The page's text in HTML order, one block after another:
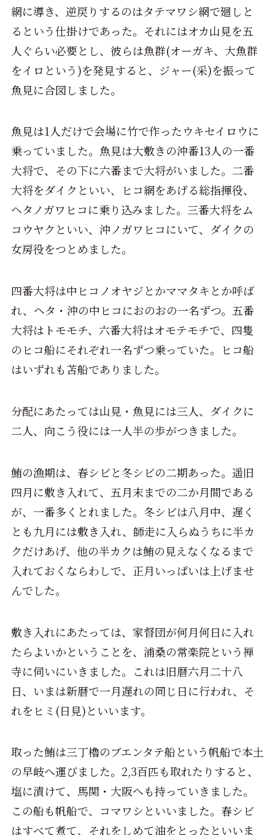
網に導き、逆戻りするのはタテマワシ網で廻しと
るという仕掛けであった。それにはオカ山見を五
人ぐらい必要とし、彼らは魚群(オーガキ、大魚群
をイロという)を発見すると、ジャー(采)を振って
魚見に合図しました。
魚見は1人だけで会場に竹で作ったウキセイロウに
乗っていました。魚見は大敷きの沖番13人の一番
大将で、その下に六番まで大将がいました。二番
大将をダイクといい、ヒコ網をあげる総指揮役、
ヘタノガワヒコに乗り込みました。三番大将をム
コウヤクといい、沖ノガワヒコにいて、ダイクの
女房役をつとめました。
四番大将は中ヒコノオヤジとかママタキとか呼ば
れ、ヘタ・沖の中ヒコにおのおの一名ずつ。五番
大将はトモモチ、六番大将はオモテモチで、四隻
のヒコ船にそれぞれ一名ずつ乗っていた。ヒコ船
はいずれも苫船でありました。
分配にあたっては山見・魚見には三人、ダイクに
二人、向こう役には一人半の歩がつきました。
鮪の漁期は、春シビと冬シビの二期あった。遥旧
四月に敷き入れて、五月末までの二か月間である
が、一番多くとれました。冬シビは八月中、遅く
とも九月には敷き入れ、師走に入らぬうちに半カ
クだけあげ、他の半カクは鮪の見えなくなるまで
入れておくならわしで、正月いっぱいは上げませ
んでした。
敷き入れにあたっては、家督団が何月何日に入れ
たらよいかということを、浦桑の常楽院という禅
寺に伺いにいきました。これは旧暦六月二十八
日、いまは新暦で一月遅れの同じ日に行われ、そ
れをヒミ(日見)といいます。
取った鮪は三丁櫓のブエンタテ船という帆船で本土
の早岐へ運びました。2,3百匹も取れたりすると、
塩に漬けて、馬関・大阪へも持っていきました。
この船も帆船で、コマワシといいました。春シビ
はすべて煮て、それをしめて油をとったといいま